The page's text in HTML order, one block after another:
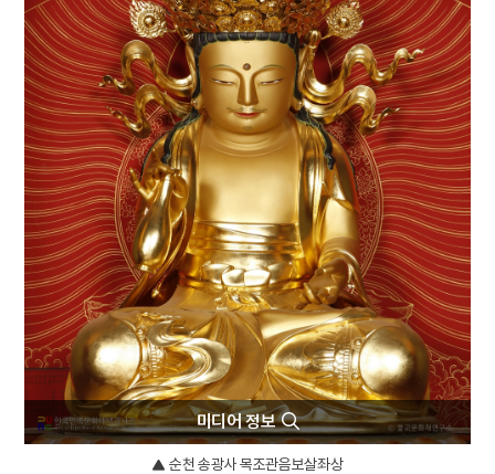
3 강강술래
4 금성대군
5 강릉사범학교
6 보은 법주사 팔상전
7 의금부
8 한국독립당
9 가례집람
10 견우직녀 설화
미디어 정보
순천 송광사 목조관음보살좌상